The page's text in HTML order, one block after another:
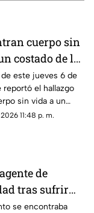
cuerpo sin
costado de la
Culiacán-
en Costa Rica
este jueves 6 de
reportó el hallazgo
sin vida a un
la carretera: estaba
11:48 p. m.
de
tras sufrir
el Paseo
se encontraba